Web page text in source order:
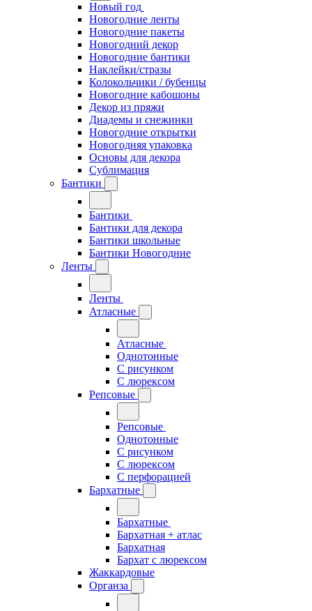
Новый год
Новогодние ленты
Новогодние пакеты
Новогодний декор
Новогодние бантики
Наклейки/стразы
Колокольчики / бубенцы
Новогодние кабошоны
Декор из пряжи
Диадемы и снежинки
Новогодние открытки
Новогодняя упаковка
Основы для декора
Сублимация
Бантики
Бантики
Бантики для декора
Бантики школьные
Бантики Новогодние
Ленты
Ленты
Атласные
Атласные
Однотонные
С рисунком
С люрексом
Репсовые
Репсовые
Однотонные
С рисунком
С люрексом
С перфорацией
Бархатные
Бархатные
Бархатная + атлас
Бархатная
Бархат с люрексом
Жаккардовые
Органза